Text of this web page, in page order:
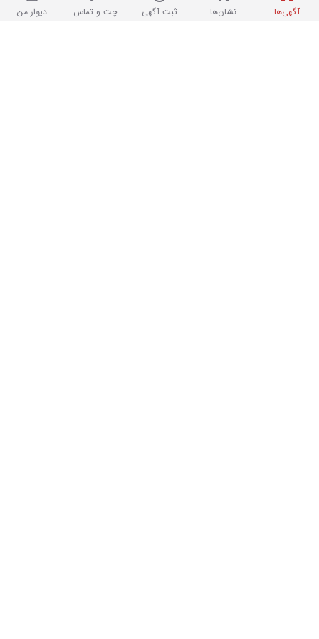
آگهی‌ها نشان‌ها ثبت آگهی چت و تماس دیوار من